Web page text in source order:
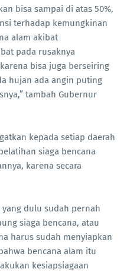
bisa sampai di atas 50%,
terhadap kemungkinan
alam akibat
pada rusaknya
bisa juga berseiring
hujan ada angin puting
tambah Gubernur
kepada setiap daerah
siaga bencana
karena secara
dulu sudah pernah
siaga bencana, atau
harus sudah menyiapkan
bencana alam itu
kesiapsiagaan